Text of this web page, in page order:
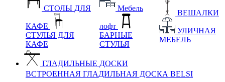
СТОЛЫ ДЛЯ
КАФЕ
СТУЛЬЯ ДЛЯ
КАФЕ
Мебель
лофт
БАРНЫЕ
СТУЛЬЯ
ВЕШАЛКИ
УЛИЧНАЯ
МЕБЕЛЬ
ГЛАДИЛЬНЫЕ ДОСКИ
ВСТРОЕННАЯ ГЛАДИЛЬНАЯ ДОСКА BELSI